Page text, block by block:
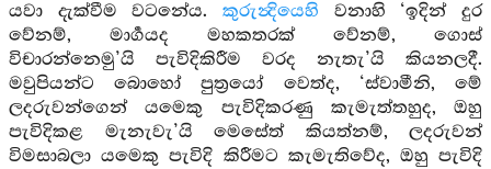
යවා දැක්වීම වටනේය. කුරුන්‍දියෙහි වනාහි ‘ඉදින් දුර
වේනම්, මාර්‍ගයද මහකතරක් වේනම්, ගොස්
විචාරන්නෙමු’යි පැවිදිකිරීම වරද නැතැ’යි කියනලදී.
මවුපියන්ට බොහෝ පුත්‍රයෝ වෙත්ද, ‘ස්වාමීනි, මේ
ලදරුවන්ගෙන් යමෙකු පැවිදිකරණු කැමැත්තහුද, ඔහු
පැවිදිකළ මැනැවැ’යි මෙසේත් කියත්නම්, ලදරුවන්
විමසාබලා යමෙකු පැවිදි කිරීමට කැමැතිවේද, ඔහු පැවිදි